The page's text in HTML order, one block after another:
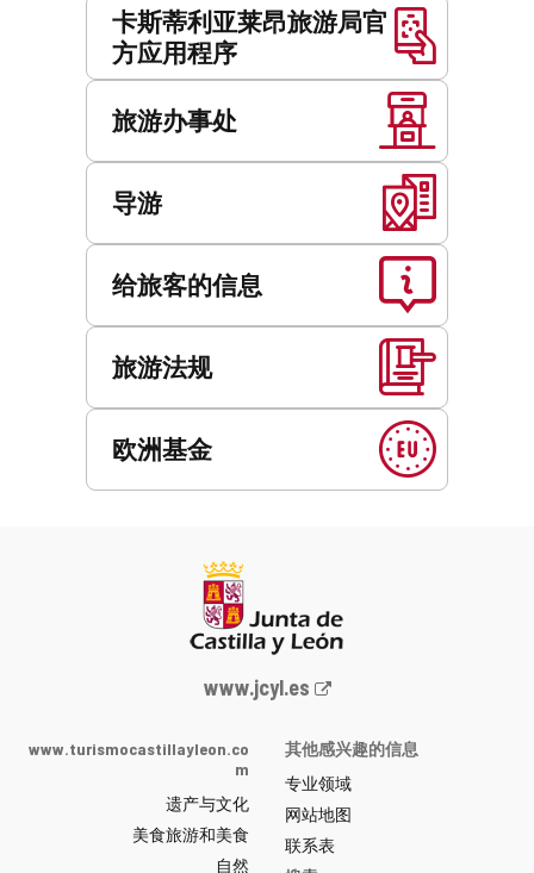
卡斯蒂利亚莱昂旅游局官
方应用程序
旅游办事处
导游
给旅客的信息
旅游法规
欧洲基金
Junta
y
León
网
站
www.jcyl.es
www.turismocastillayleon.co
m
遗产与文化
美食旅游和美食
自然
其他感兴趣的信息
专业领域
网站地图
联系表